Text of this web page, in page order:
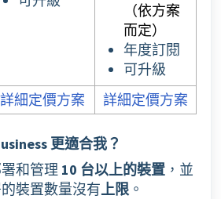
（依方案
而定）
年度訂閱
可升級
詳細定價方案 詳細定價方案
更適合我？
和管理 10 台以上的裝置 ，並
裝置數量沒有上限 。